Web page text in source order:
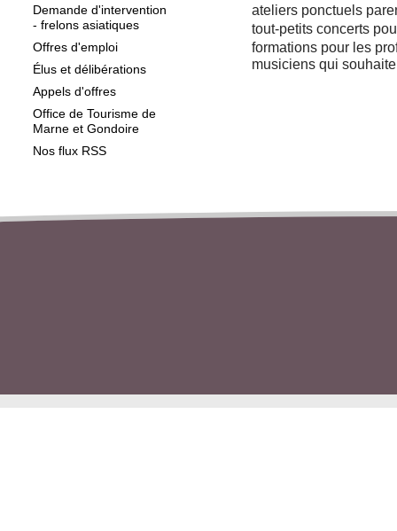
Demande d'intervention
- frelons asiatiques
Offres d'emploi
Élus et délibérations
Appels d'offres
Office de Tourisme de
Marne et Gondoire
Nos flux RSS
ateliers ponctuels
tout-petits concerts
formations pour les
musiciens qui